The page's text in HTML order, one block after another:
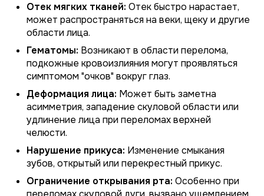
Отек мягких тканей: Отек быстро нарастает,
может распространяться на веки, щеку и другие
области лица.
Гематомы: Возникают в области перелома,
подкожные кровоизлияния могут проявляться
симптомом "очков" вокруг глаз.
Деформация лица: Может быть заметна
асимметрия, западение скуловой области или
удлинение лица при переломах верхней
челюсти.
Нарушение прикуса: Изменение смыкания
зубов, открытый или перекрестный прикус.
Ограничение открывания рта: Особенно при